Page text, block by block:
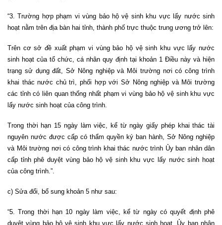
“3. Trường hợp phạm vi vùng bảo hộ vệ sinh khu vực lấy nước sinh
hoạt nằm trên địa bàn hai tỉnh, thành phố trực thuộc trung ương trở lên:
Trên cơ sở đề xuất phạm vi vùng bảo hộ vệ sinh khu vực lấy nước
sinh hoạt của tổ chức, cá nhân quy định tại khoản 1 Điều này và hiện
trạng sử dụng đất, Sở Nông nghiệp và Môi trường nơi có công trình
khai thác nước chủ trì, phối hợp với Sở Nông nghiệp và Môi trường
các tỉnh có liên quan thống nhất phạm vi vùng bảo hộ vệ sinh khu vực
lấy nước sinh hoạt của công trình.
Trong thời hạn 15 ngày làm việc, kể từ ngày giấy phép khai thác tài
nguyên nước được cấp có thẩm quyền ký ban hành, Sở Nông nghiệp
và Môi trường nơi có công trình khai thác nước trình Ủy ban nhân dân
cấp tỉnh phê duyệt vùng bảo hộ vệ sinh khu vực lấy nước sinh hoạt
của công trình.”.
c) Sửa đổi, bổ sung khoản 5 như sau:
“5. Trong thời hạn 10 ngày làm việc, kể từ ngày có quyết định phê
duyệt vùng bảo hộ vệ sinh khu vực lấy nước sinh hoạt, Ủy ban nhân